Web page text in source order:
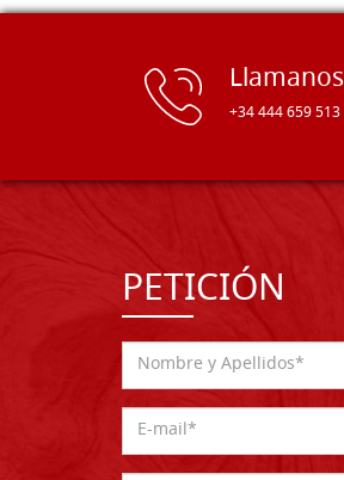
Llamanos
+34 444 659 513
PETICIÓN